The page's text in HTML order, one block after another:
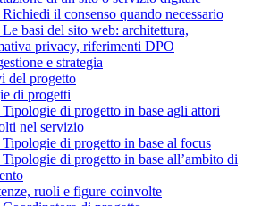
il consenso quando necessario
basi del sito web: architettura,
privacy, riferimenti DPO
e strategia
del progetto
di progetti
di progetto in base agli attori
nel servizio
di progetto in base al focus
di progetto in base all’ambito di
ruoli e figure coinvolte